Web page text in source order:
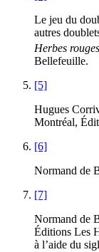
Le jeu du
autres
Herbes rouges
Bellefeuille.
[5]
Hugues
Montréal,
[6]
Normand de
[7]
Normand de
Éditions Les
à l’aide du